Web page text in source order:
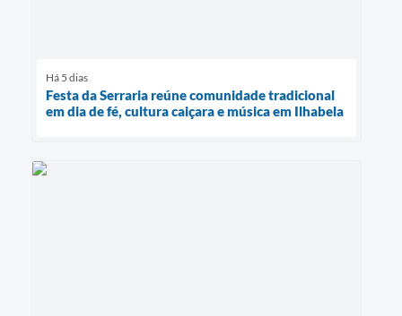
Há 5 dias
Festa da Serraria reúne comunidade tradicional
em dia de fé, cultura caiçara e música em Ilhabela